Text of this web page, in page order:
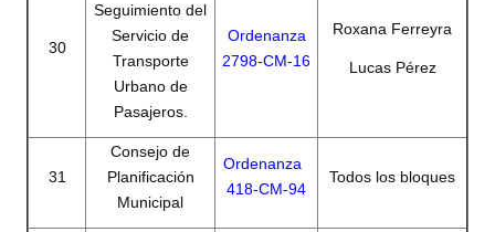
30
Seguimiento del
Servicio de
Transporte
Urbano de
Pasajeros.
Ordenanza
2798-CM-16
Roxana Ferreyra
Lucas Pérez
31
Consejo de
Planificación
Municipal
Ordenanza
418-CM-94
Todos los bloques